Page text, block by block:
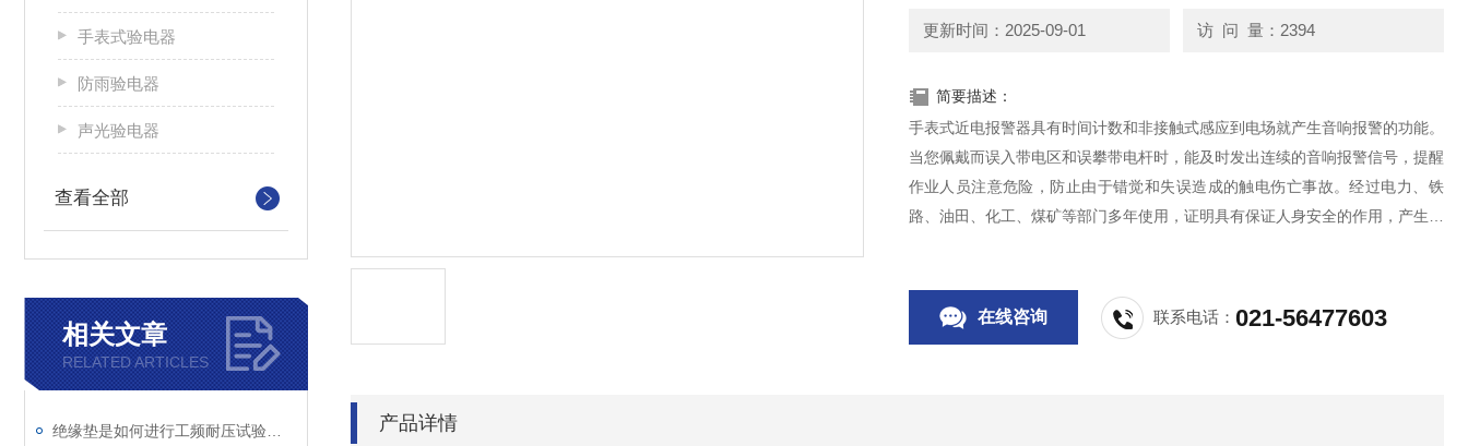
手表式验电器
防雨验电器
声光验电器
查看全部
相关文章
RELATED ARTICLES
更新时间：2025-09-01 访 问 量：2394
简要描述：
手表式近电报警器具有时间计数和非接触式感应到电场就产生音响报警的功能。
当您佩戴而误入带电区和误攀带电杆时，能及时发出连续的音响报警信号，提醒
作业人员注意危险，防止由于错觉和失误造成的触电伤亡事故。经过电力、铁
路、油田、化工、煤矿等部门多年使用，证明具有保证人身安全的作用，产生了
在线咨询 联系电话：021-56477603
产品详情